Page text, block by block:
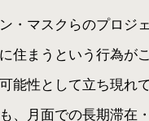
・マスクらのプロジ
住まうという行為が
能性として立ち現れ
、月面での長期滞在